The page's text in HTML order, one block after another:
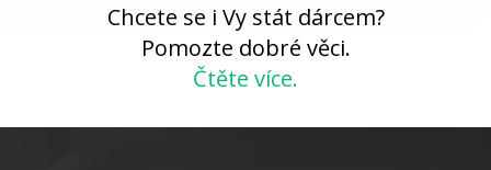
Chcete se i Vy stát dárcem?
Pomozte dobré věci.
Čtěte více.